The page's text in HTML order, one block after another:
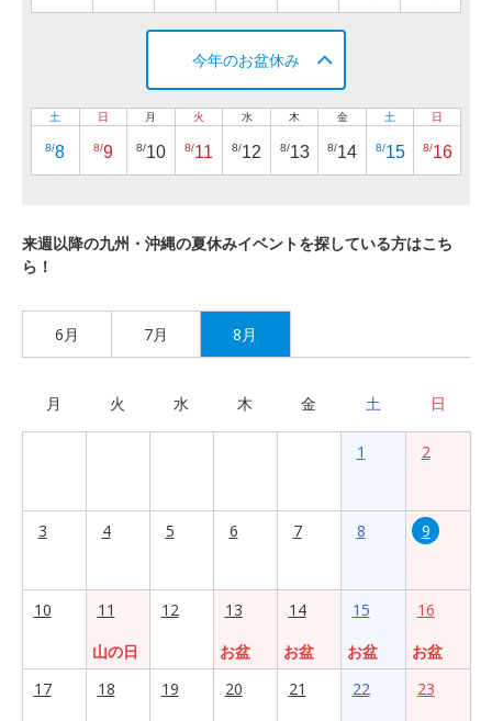
今年のお盆休み
土
8/8
日
8/9
月
8/10
火
8/11
水
8/12
木
8/13
金
8/14
土
8/15
日
8/16
来週以降の九州・沖縄の夏休みイベントを探している方はこち
ら！
6月 7月 8月
月 火 水 木 金 土 日
1 2
3 4 5 6 7 8 9
10
11
山の日
12
13
お盆
14
お盆
15
お盆
16
お盆
17
18 19 20 21 22 23